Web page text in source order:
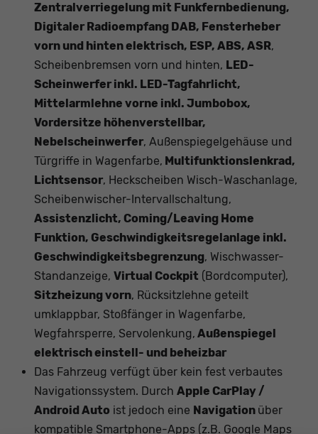
Zentralverriegelung mit Funkfernbedienung,
Digitaler Radioempfang DAB, Fensterheber
vorn und hinten elektrisch, ESP, ABS, ASR,
Scheibenbremsen vorn und hinten, LED-
Scheinwerfer inkl. LED-Tagfahrlicht,
Mittelarmlehne vorne inkl. Jumbobox,
Vordersitze höhenverstellbar,
Nebelscheinwerfer, Außenspiegelgehäuse und
Türgriffe in Wagenfarbe, Multifunktionslenkrad,
Lichtsensor, Heckscheiben Wisch-Waschanlage,
Scheibenwischer-Intervallschaltung,
Assistenzlicht, Coming/Leaving Home
Funktion, Geschwindigkeitsregelanlage inkl.
Geschwindigkeitsbegrenzung, Wischwasser-
Standanzeige, Virtual Cockpit (Bordcomputer),
Sitzheizung vorn, Rücksitzlehne geteilt
umklappbar, Stoßfänger in Wagenfarbe,
Wegfahrsperre, Servolenkung, Außenspiegel
elektrisch einstell- und beheizbar
Das Fahrzeug verfügt über kein fest verbautes
Navigationssystem. Durch Apple CarPlay /
Android Auto ist jedoch eine Navigation über
kompatible Smartphone-Apps (z.B. Google Maps